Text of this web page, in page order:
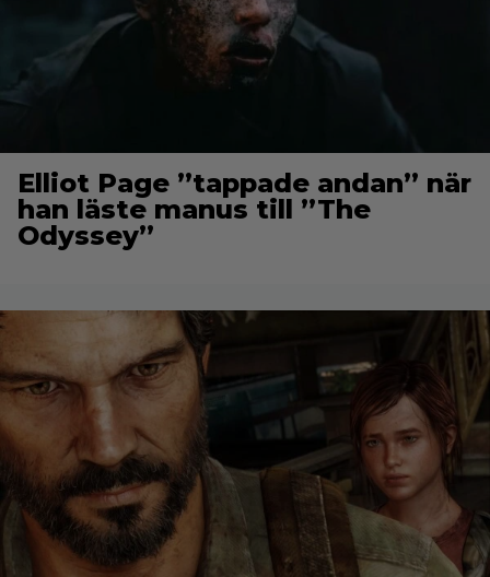
Elliot Page ”tappade andan” när
han läste manus till ”The
Odyssey”